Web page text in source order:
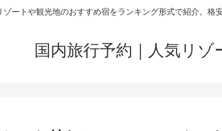
ートや観光地のおすすめ宿をランキング形式で紹介。
国内旅行予約｜人気リ